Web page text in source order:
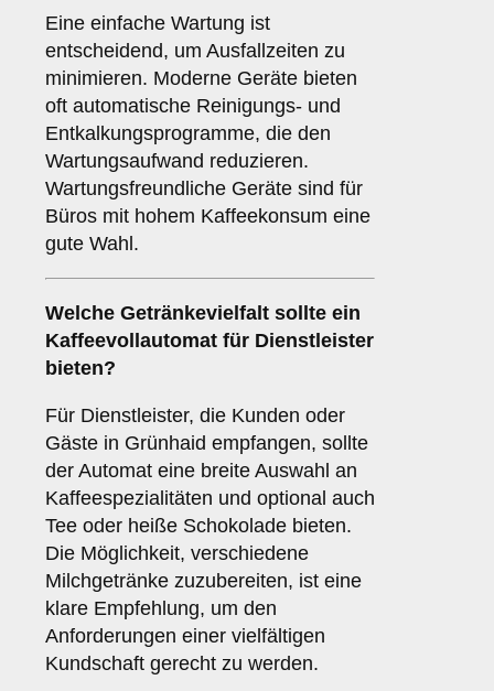
Eine einfache Wartung ist
entscheidend, um Ausfallzeiten zu
minimieren. Moderne Geräte bieten
oft automatische Reinigungs- und
Entkalkungsprogramme, die den
Wartungsaufwand reduzieren.
Wartungsfreundliche Geräte sind für
Büros mit hohem Kaffeekonsum eine
gute Wahl.
Welche Getränkevielfalt sollte ein
Kaffeevollautomat für Dienstleister
bieten?
Für Dienstleister, die Kunden oder
Gäste in Grünhaid empfangen, sollte
der Automat eine breite Auswahl an
Kaffeespezialitäten und optional auch
Tee oder heiße Schokolade bieten.
Die Möglichkeit, verschiedene
Milchgetränke zuzubereiten, ist eine
klare Empfehlung, um den
Anforderungen einer vielfältigen
Kundschaft gerecht zu werden.